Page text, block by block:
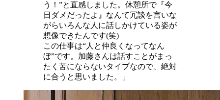
う！”と直感しました。休憩所で『今
日ダメだったよ』なんて冗談を言いな
がらいろんな人に話しかけている姿が
想像できたんです(笑)
この仕事は“人と仲良くなってなん
ぼ”です。加藤さんは話すことがまっ
たく苦にならないタイプなので、絶対
に合うと思いました。」